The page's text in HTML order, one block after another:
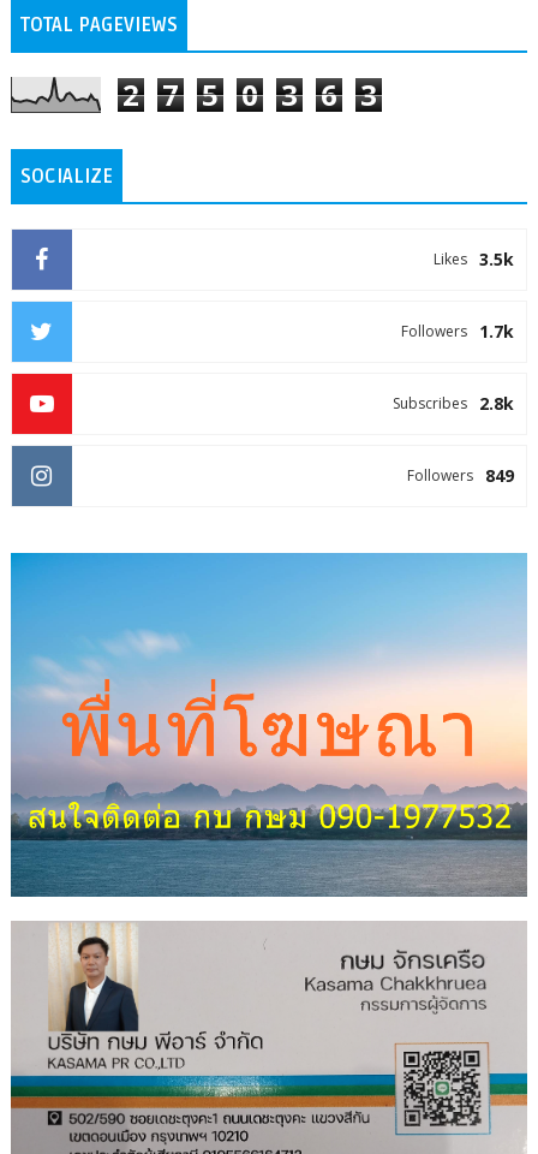
TOTAL PAGEVIEWS
2 7 5 0 3 6 3
SOCIALIZE
3.5k
Likes
1.7k
Followers
2.8k
Subscribes
849
Followers